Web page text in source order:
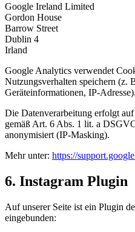
Google Ireland Limited
Gordon House
Barrow Street
Dublin 4
Irland
Google Analytics verwendet
Nutzungsverhalten speichern (z.
Geräteinformationen, IP-Adresse).
Die Datenverarbeitung erfolgt
gemäß Art. 6 Abs. 1 lit. a
anonymisiert (IP-Masking).
Mehr unter: https://
6. Instagram Plugin
Auf unserer Seite ist ein Plugin
eingebunden: